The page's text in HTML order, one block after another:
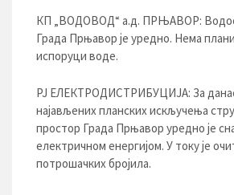
КП „ВОДОВОД“ а.д. ПРЊАВОР:
Града Прњавор је уредно. Нема
испоруци воде.
РЈ ЕЛЕКТРОДИСТРИБУЦИЈA: За
најављених планских искључења
простор Града Прњавор уредно је
електричном енергијом. У току је
потрошачких бројила.